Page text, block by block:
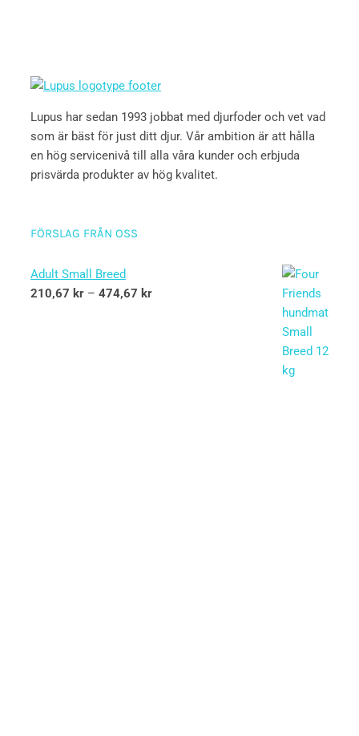
Lupus har sedan 1993 jobbat med djurfoder och vet vad
som är bäst för just ditt djur. Vår ambition är att hålla
en hög servicenivå till alla våra kunder och erbjuda
prisvärda produkter av hög kvalitet.
FÖRSLAG FRÅN OSS
Adult Small Breed
210,67 kr – 474,67 kr